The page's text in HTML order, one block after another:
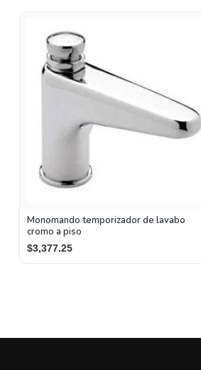
Monomando temporizador de lavabo
cromo a piso
$3,377.25